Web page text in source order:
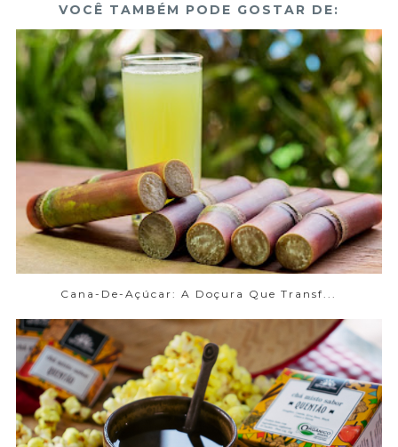
VOCÊ TAMBÉM PODE GOSTAR DE:
Cana-De-Açúcar: A Doçura Que Transf...